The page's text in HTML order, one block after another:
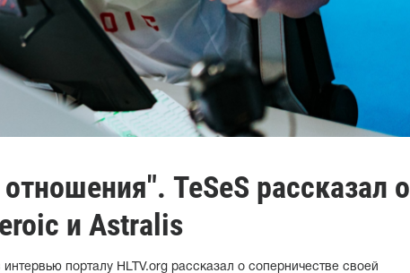
TeSeS рассказал о
и Astralis
порталу HLTV.org рассказал о соперничестве своей